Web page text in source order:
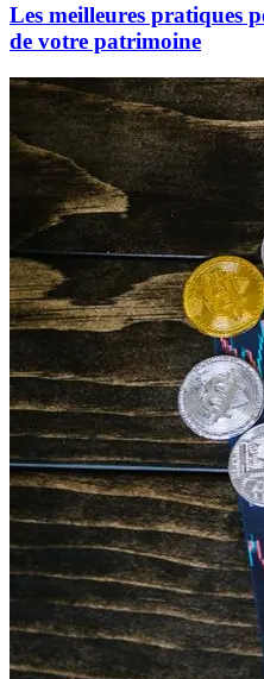
Les meilleures pratiques
de votre patrimoine